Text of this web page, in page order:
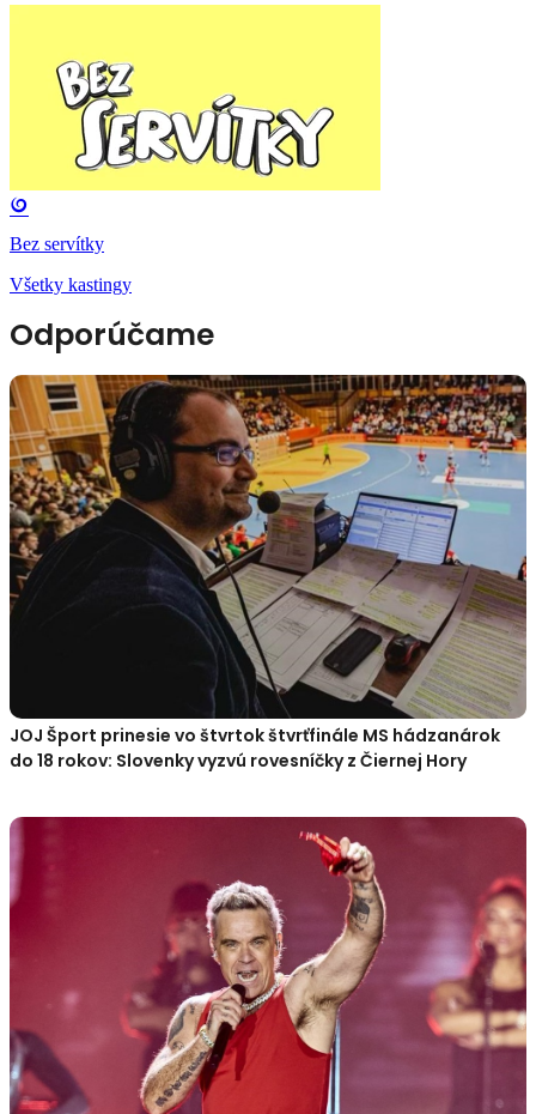
Bez servítky
Všetky kastingy
Odporúčame
JOJ Šport prinesie vo štvrtok štvrťfinále MS hádzanárok
do 18 rokov: Slovenky vyzvú rovesníčky z Čiernej Hory